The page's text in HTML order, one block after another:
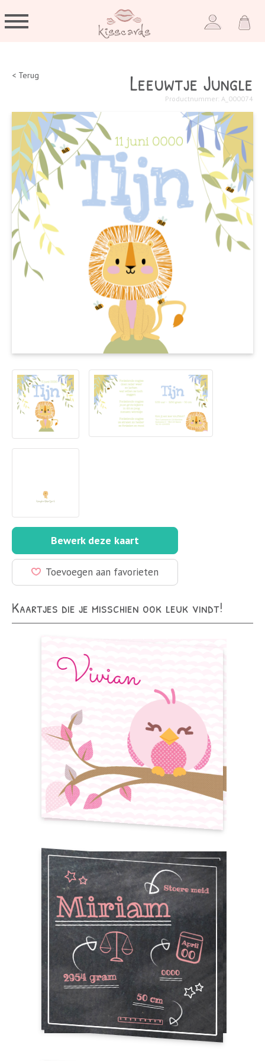
< Terug Leeuwtje Jungle
Productnummer: A_000074
Bewerk deze kaart
Toevoegen aan favorieten
Kaartjes die je misschien ook leuk vindt!